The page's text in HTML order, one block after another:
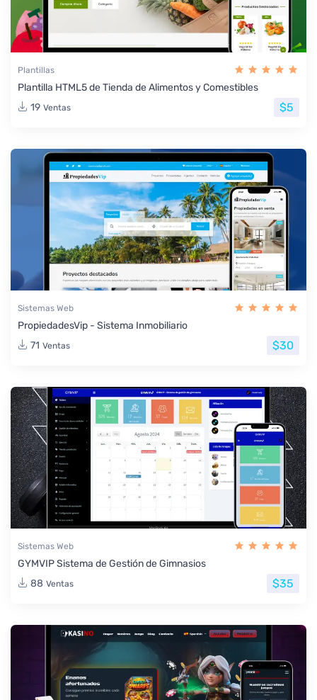
Plantillas
Plantilla HTML5 de Tienda de Alimentos y Comestibles
19 Ventas $5
Sistemas Web
PropiedadesVip - Sistema Inmobiliario
71 Ventas $30
Sistemas Web
GYMVIP Sistema de Gestión de Gimnasios
88 Ventas $35